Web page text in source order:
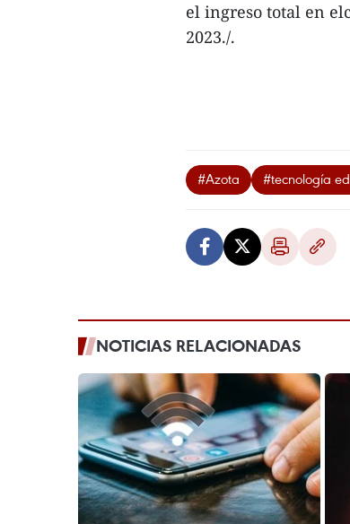
el ingreso total en
2023./.
#Azota #tecnología
NOTICIAS RELACIONADAS